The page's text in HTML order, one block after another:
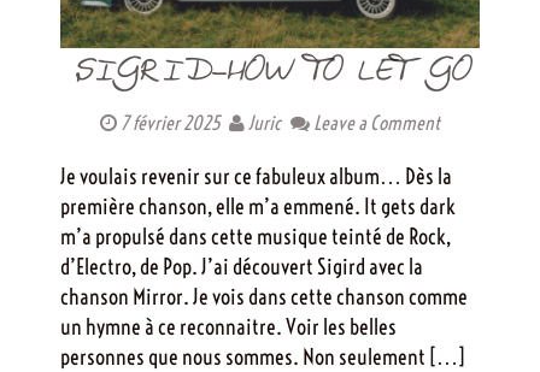
SIGRID-HOW TO LET GO
7 février 2025 Juric Leave a Comment
Je voulais revenir sur ce fabuleux album… Dès la
première chanson, elle m’a emmené. It gets dark
m’a propulsé dans cette musique teinté de Rock,
d’Electro, de Pop. J’ai découvert Sigird avec la
chanson Mirror. Je vois dans cette chanson comme
un hymne à ce reconnaitre. Voir les belles
personnes que nous sommes. Non seulement […]